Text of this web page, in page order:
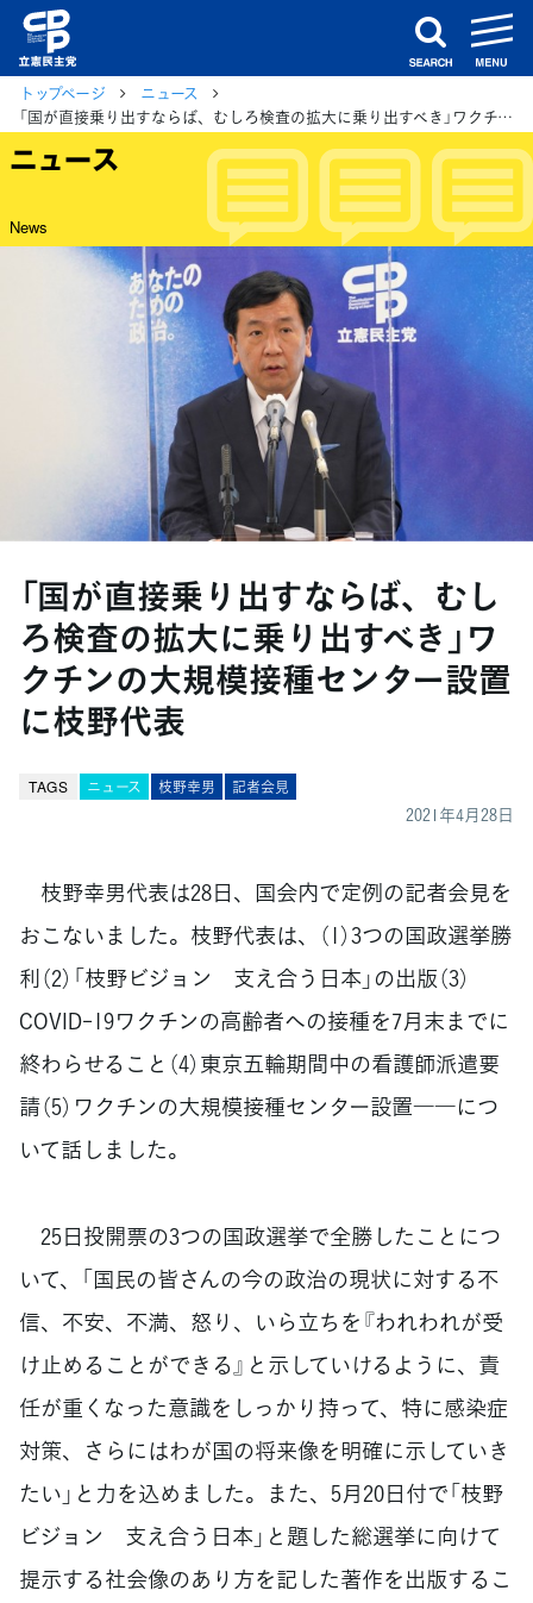
search
トップページ
ニュース
「国が直接乗り出すならば、むしろ検査の拡大に乗り出すべき」ワクチンの大規模接種センター設置に枝野代表
ニュース
News
「国が直接乗り出すならば、むし
ろ検査の拡大に乗り出すべき」ワ
クチンの大規模接種センター設置
に枝野代表
TAGS ニュース 枝野幸男 記者会見
2021年4月28日
枝野幸男代表は28日、国会内で定例の記者会見を
おこないました。枝野代表は、（1）3つの国政選挙勝
利（2）「枝野ビジョン 支え合う日本」の出版（3）
COVID-19ワクチンの高齢者への接種を7月末までに
終わらせること（4）東京五輪期間中の看護師派遣要
請（5）ワクチンの大規模接種センター設置――につ
いて話しました。
25日投開票の3つの国政選挙で全勝したことにつ
いて、「国民の皆さんの今の政治の現状に対する不
信、不安、不満、怒り、いら立ちを『われわれが受
け止めることができる』と示していけるように、責
任が重くなった意識をしっかり持って、特に感染症
対策、さらにはわが国の将来像を明確に示していき
たい」と力を込めました。また、5月20日付で「枝野
ビジョン 支え合う日本」と題した総選挙に向けて
提示する社会像のあり方を記した著作を出版するこ